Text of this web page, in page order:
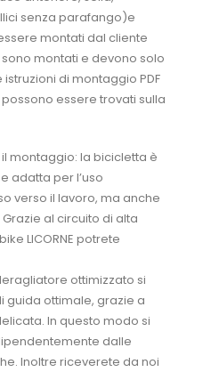
senza parafango)e
montati dal cliente
montati e devono solo
di montaggio PDF
essere trovati sulla
montaggio: la bicicletta è
adatta per l’uso
verso il lavoro, ma anche
al circuito di alta
LICORNE potrete
ottimizzato si
guida ottimale, grazie a
In questo modo si
dalle
Inoltre riceverete da noi